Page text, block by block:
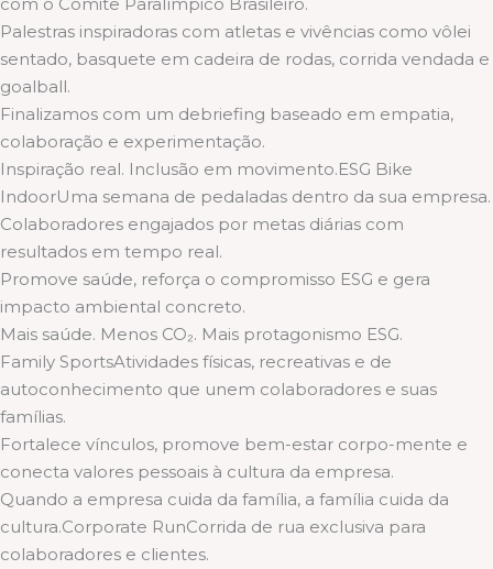
Palestras inspiradoras com atletas e vivências como vôlei
sentado, basquete em cadeira de rodas, corrida vendada e
goalball.
Finalizamos com um debriefing baseado em empatia,
colaboração e experimentação.
Inspiração real. Inclusão em movimento.ESG Bike
IndoorUma semana de pedaladas dentro da sua empresa.
Colaboradores engajados por metas diárias com
resultados em tempo real.
Promove saúde, reforça o compromisso ESG e gera
impacto ambiental concreto.
Mais saúde. Menos CO₂. Mais protagonismo ESG.
Family SportsAtividades físicas, recreativas e de
autoconhecimento que unem colaboradores e suas
famílias.
Fortalece vínculos, promove bem-estar corpo-mente e
conecta valores pessoais à cultura da empresa.
Quando a empresa cuida da família, a família cuida da
cultura.Corporate RunCorrida de rua exclusiva para
colaboradores e clientes.